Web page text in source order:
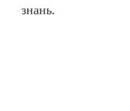
знань.